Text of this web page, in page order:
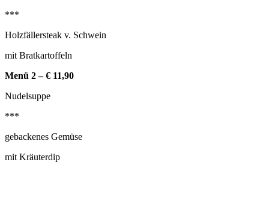
***
Holzfällersteak v. Schwein
mit Bratkartoffeln
Menü 2 – € 11,90
Nudelsuppe
***
gebackenes Gemüse
mit Kräuterdip